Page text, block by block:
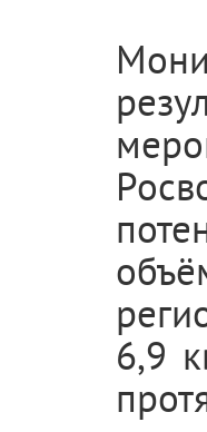
6,9